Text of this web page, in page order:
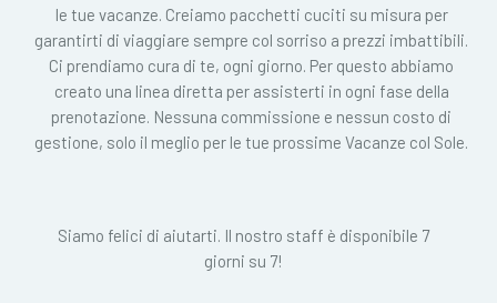
le tue vacanze. Creiamo pacchetti cuciti su misura per
garantirti di viaggiare sempre col sorriso a prezzi imbattibili.
Ci prendiamo cura di te, ogni giorno. Per questo abbiamo
creato una linea diretta per assisterti in ogni fase della
prenotazione. Nessuna commissione e nessun costo di
gestione, solo il meglio per le tue prossime Vacanze col Sole.
Siamo felici di aiutarti. Il nostro staff è disponibile 7
giorni su 7!